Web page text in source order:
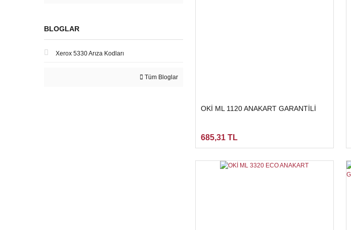
BLOGLAR
Xerox 5330 Arıza Kodları
Tüm Bloglar
OKİ ML 1120 ANAKART GARANTİLİ
685,31 TL